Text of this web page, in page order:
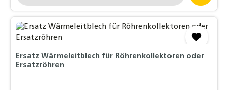
Ersatz Wärmeleitblech für Röhrenkollektoren oder
Ersatzröhren